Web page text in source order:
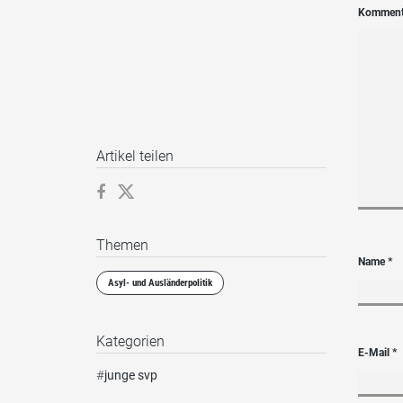
Name*
E-Mail*
Artikel teilen
Themen
Asyl- und Ausländerpolitik
Kategorien
#junge svp